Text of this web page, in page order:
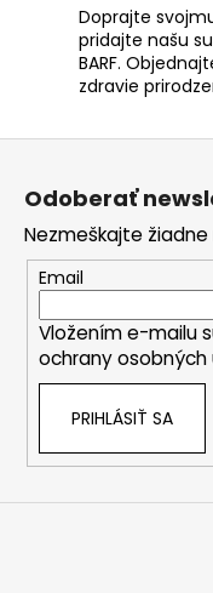
Doprajte
pridajte našu
BARF.
zdravie
Z
Odoberať
Nezmeškajte
Email
Vložením e-mailu
ochrany osobných
PRIHLÁSIŤ SA